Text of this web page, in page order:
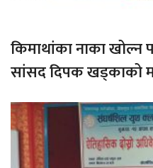
किमाथांका नाका खोल्न
सांसद दिपक खड्काको